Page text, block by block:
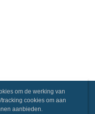
om de werking van
cookies om aan
aanbieden.